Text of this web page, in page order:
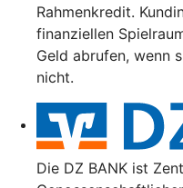
Rahmenkredit.
finanziellen
Geld abrufen, wenn
nicht.
Die DZ BANK ist